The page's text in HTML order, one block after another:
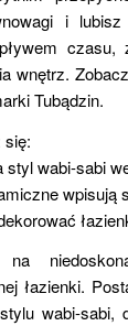
i
czasu,
wnętrz.
Tubądzin.
się:
styl wabi-sabi
wpisują
łazienki.
wabi-sabi,